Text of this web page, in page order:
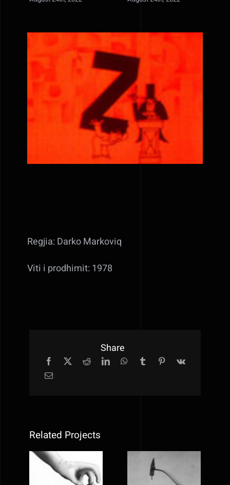
Regjia: Darko Markoviq
Viti i prodhimit: 1978
Share
Related Projects